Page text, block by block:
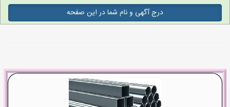
درج آگهی و نام شما در این صفحه